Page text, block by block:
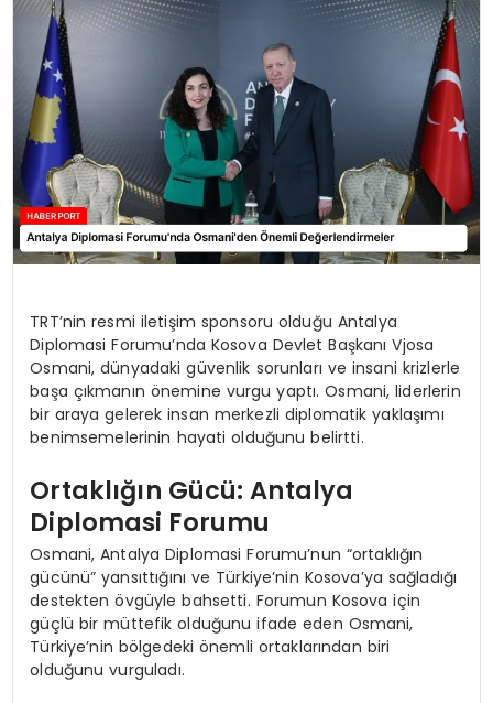
TRT’nin resmi iletişim sponsoru olduğu Antalya
Diplomasi Forumu’nda Kosova Devlet Başkanı Vjosa
Osmani, dünyadaki güvenlik sorunları ve insani krizlerle
başa çıkmanın önemine vurgu yaptı. Osmani, liderlerin
bir araya gelerek insan merkezli diplomatik yaklaşımı
benimsemelerinin hayati olduğunu belirtti.
Ortaklığın Gücü: Antalya
Diplomasi Forumu
Osmani, Antalya Diplomasi Forumu’nun “ortaklığın
gücünü” yansıttığını ve Türkiye’nin Kosova’ya sağladığı
destekten övgüyle bahsetti. Forumun Kosova için
güçlü bir müttefik olduğunu ifade eden Osmani,
Türkiye’nin bölgedeki önemli ortaklarından biri
olduğunu vurguladı.